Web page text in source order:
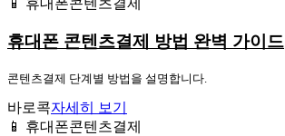
휴대폰 콘텐츠결제 방법 완벽 가이드
콘텐츠결제 단계별 방법을 설명합니다.
바로콕자세히 보기
📱 휴대폰콘텐츠결제